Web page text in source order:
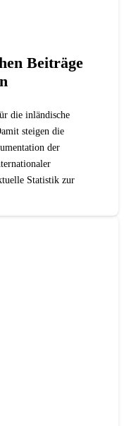
Beiträge
die inländische
steigen die
der
Statistik zur